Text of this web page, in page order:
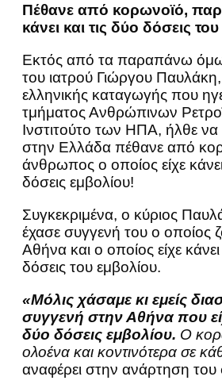
Πέθανε από κορωνοϊό,
κάνει και τις δύο δόσεις
Εκτός από τα παραπάνω
του ιατρού Γιώργου
ελληνικής καταγωγής που
τμήματος Ανθρώπινων
Ινστιτούτο των ΗΠΑ, ήλθε να
στην Ελλάδα πέθανε από
άνθρωπος ο οποίος είχε
δόσεις εμβολίου!
Συγκεκριμένα, ο κύριος
έχασε συγγενή του ο οποίος
Αθήνα και ο οποίος είχε κάνει
δόσεις του εμβολίου.
«Μόλις χάσαμε κι εμείς
συγγενή στην Αθήνα που
δύο δόσεις εμβολίου. Ο
ολοένα και κοντινότερα σε
αναφέρει στην ανάρτηση